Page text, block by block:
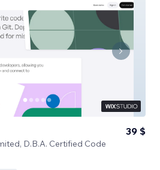
D.B.A. Certified Code
39 $